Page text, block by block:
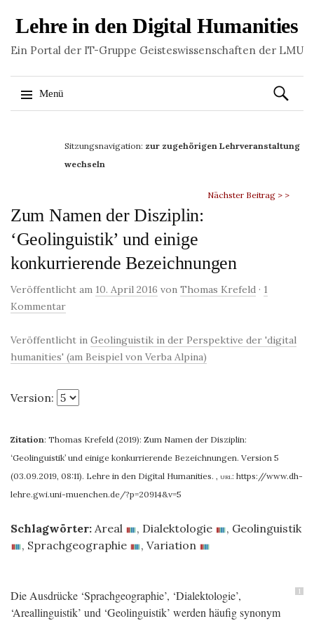
Lehre in den Digital Humanities
Ein Portal der IT-Gruppe Geisteswissenschaften der LMU
Menü
Suchen
nach:
Sitzungsnavigation: zur zugehörigen Lehrveranstaltung
wechseln
Nächster Beitrag > >
Zum Namen der Disziplin:
‘Geolinguistik’ und einige
konkurrierende Bezeichnungen
Veröffentlicht am 10. April 2016 von Thomas Krefeld · 1
Kommentar
Veröffentlicht in Geolinguistik in der Perspektive der 'digital
humanities' (am Beispiel von Verba Alpina)
Version:
Zitation: Thomas Krefeld (2019): Zum Namen der Disziplin:
‘Geolinguistik’ und einige konkurrierende Bezeichnungen. Version 5
(03.09.2019, 08:11). Lehre in den Digital Humanities. , url: https://www.dh-
lehre.gwi.uni-muenchen.de/?p=20914&v=5
Schlagwörter: Areal , Dialektologie , Geolinguistik
, Sprachgeographie , Variation
1
Die Ausdrücke ‘Sprachgeographie’, ‘Dialektologie’,
‘Areallinguistik’ und ‘Geolinguistik’ werden häufig synonym